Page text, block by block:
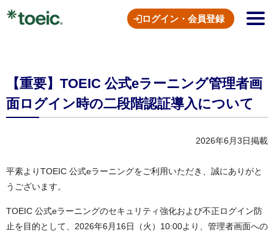
ログイン・会員登録
【重要】TOEIC 公式eラーニング管理者画
面ログイン時の二段階認証導入について
2026年6月3日掲載
平素よりTOEIC 公式eラーニングをご利用いただき、誠にありがと
うございます。
TOEIC 公式eラーニングのセキュリティ強化および不正ログイン防
止を目的として、2026年6月16日（火）10:00より、管理者画面への